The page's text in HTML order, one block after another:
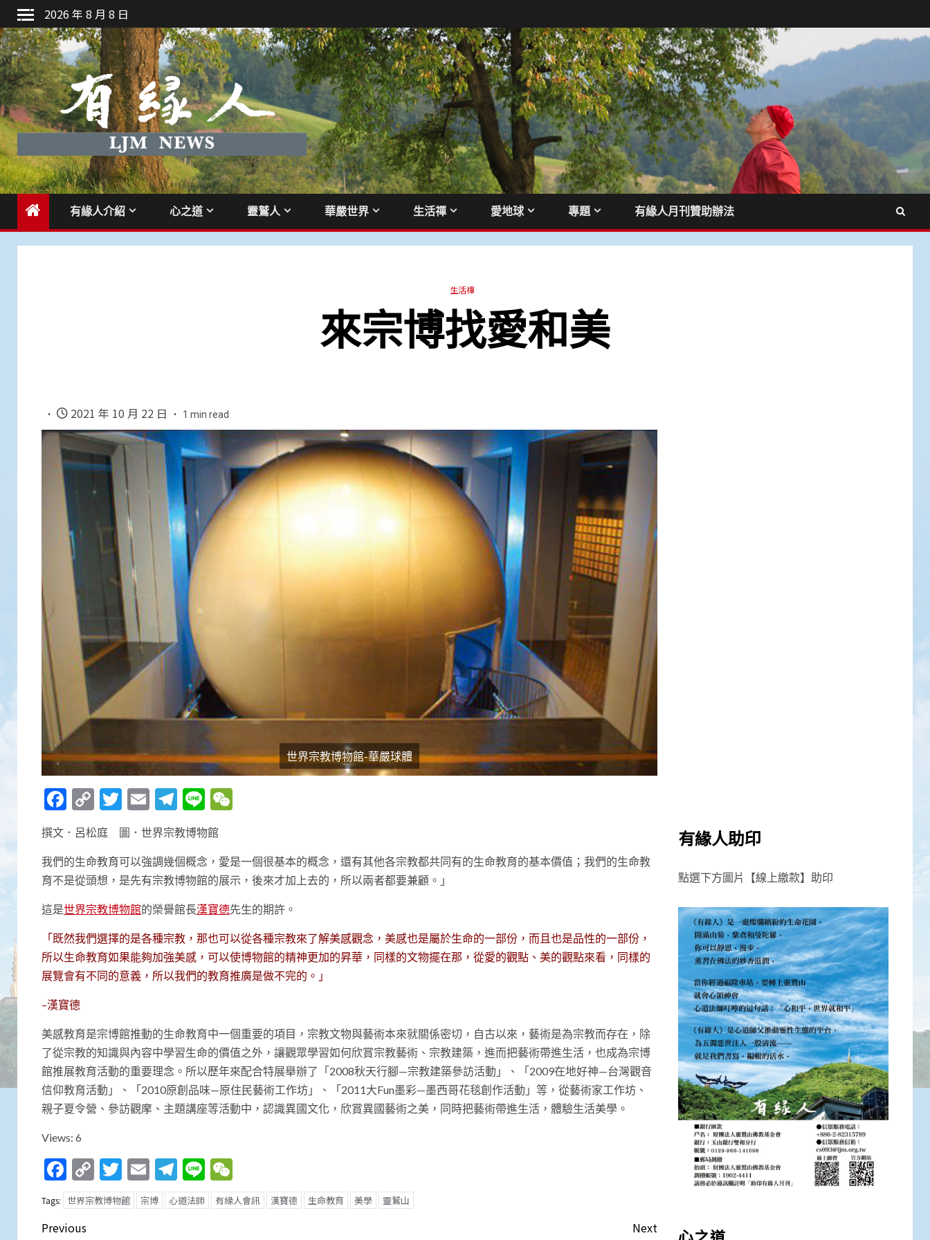
Skip
to
content
2026 年 8 月 8 日
有緣人介紹 心之道 靈鷲人 華嚴世界 生活禪 愛地球 專題 有緣人月刊贊助辦法
生活禪
來宗博找愛和美
2021 年 10 月 22 日 1 min read
世界宗教博物館-華嚴球體
Facebook
Copy
Link
Twitter
EmailTelegram
Line
撰文．呂松庭 圖．世界宗教博物館
我們的生命教育可以強調幾個概念，愛是一個很基本的概念，還有其他各宗教都共同有的生命教育的基本價值；我們的生命教
育不是從頭想，是先有宗教博物館的展示，後來才加上去的，所以兩者都要兼顧。」
這是世界宗教博物館的榮譽館長漢寶德先生的期許。
「既然我們選擇的是各種宗教，那也可以從各種宗教來了解美感觀念，美感也是屬於生命的一部份，而且也是品性的一部份，
所以生命教育如果能夠加強美感，可以使博物館的精神更加的昇華，同樣的文物擺在那，從愛的觀點、美的觀點來看，同樣的
展覽會有不同的意義，所以我們的教育推廣是做不完的。」
–漢寶德
美感教育是宗博館推動的生命教育中一個重要的項目，宗教文物與藝術本來就關係密切，自古以來，藝術是為宗教而存在，除
了從宗教的知識與內容中學習生命的價值之外，讓觀眾學習如何欣賞宗教藝術、宗教建築，進而把藝術帶進生活，也成為宗博
館推展教育活動的重要理念。所以歷年來配合特展舉辦了「2008秋天行腳—宗教建築參訪活動」、「2009在地好神—台灣觀音
信仰教育活動」、「2010原創品味—原住民藝術工作坊」、「2011大Fun墨彩—墨西哥花毯創作活動」等，從藝術家工作坊、
親子夏令營、參訪觀摩、主題講座等活動中，認識異國文化，欣賞異國藝術之美，同時把藝術帶進生活，體驗生活美學。
Views: 6
Facebook
Copy
Link
Twitter
EmailTelegram
Line
Tags: 世界宗教博物館 宗博 心道法師 有緣人會訊 漢寶德 生命教育 美學 靈鷲山
Post
Previous
Next
有緣人助印
點選下方圖片【線上繳款】助印